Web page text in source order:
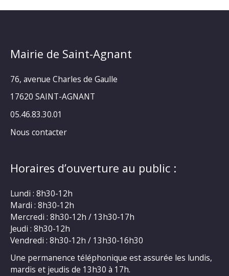
Mairie de Saint-Agnant
76, avenue Charles de Gaulle
17620 SAINT-AGNANT
05.46.83.30.01
Nous contacter
Horaires d’ouverture au public :
Lundi : 8h30-12h
Mardi : 8h30-12h
Mercredi : 8h30-12h / 13h30-17h
Jeudi : 8h30-12h
Vendredi : 8h30-12h / 13h30-16h30
Une permanence téléphonique est assurée les lundis,
mardis et jeudis de 13h30 à 17h.